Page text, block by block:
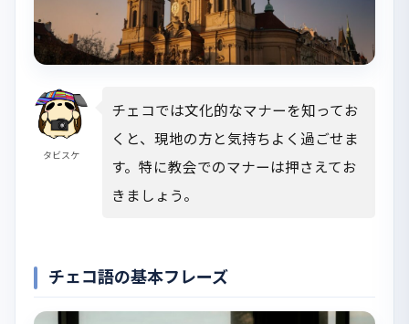
タビスケ
チェコでは文化的なマナーを知ってお
くと、現地の方と気持ちよく過ごせま
す。特に教会でのマナーは押さえてお
きましょう。
チェコ語の基本フレーズ